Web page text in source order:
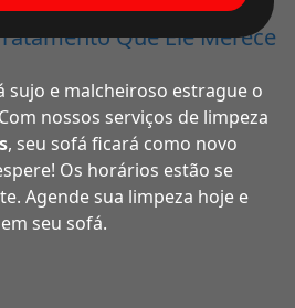
Que Ele Merece
sujo e malcheiroso estrague o
nossos serviços de limpeza
, seu sofá ficará como novo
Os horários estão se
Agende sua limpeza hoje e
seu sofá.